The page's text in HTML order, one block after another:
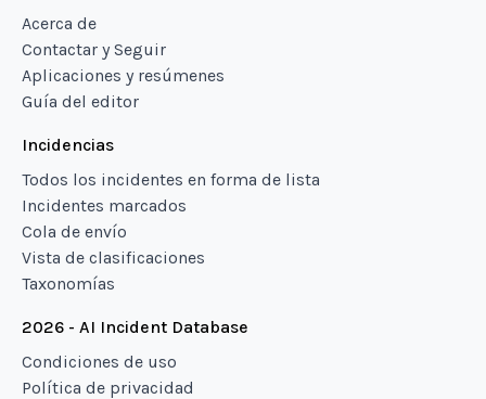
Acerca de
Contactar y Seguir
Aplicaciones y resúmenes
Guía del editor
Incidencias
Todos los incidentes en forma de lista
Incidentes marcados
Cola de envío
Vista de clasificaciones
Taxonomías
2026 - AI Incident Database
Condiciones de uso
Política de privacidad